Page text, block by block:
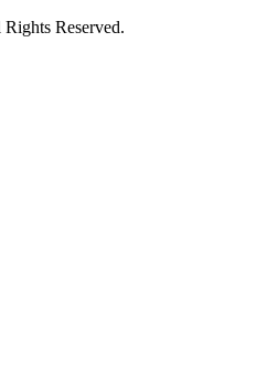
Reserved.